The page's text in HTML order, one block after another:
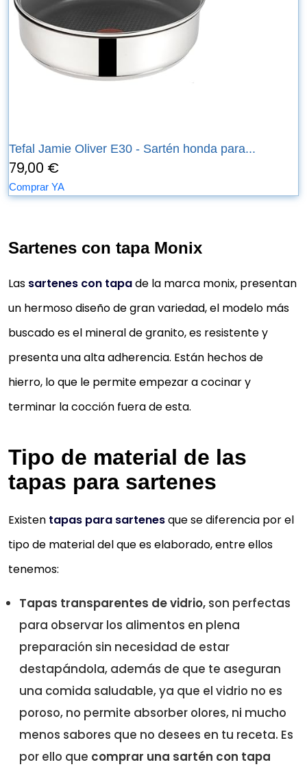
Tefal Jamie Oliver E30 - Sartén honda para...
79,00 €
Comprar YA
Sartenes con tapa Monix
Las sartenes con tapade la marca monix, presentan
un hermoso diseño de gran variedad, el modelo más
buscado es el mineral de granito, es resistente y
presenta una alta adherencia. Están hechos de
hierro, lo que le permite empezar a cocinar y
terminar la cocción fuera de esta.
Tipo de material de las
tapas para sartenes
Existen tapas para sartenesque se diferencia por el
tipo de material del que es elaborado, entre ellos
tenemos:
Tapas transparentes de vidrio, son perfectas
para observar los alimentos en plena
preparación sin necesidad de estar
destapándola, además de que te aseguran
una comida saludable, ya que el vidrio no es
poroso, no permite absorber olores, ni mucho
menos sabores que no desees en tu receta. Es
por ello que comprar una sartén con tapa